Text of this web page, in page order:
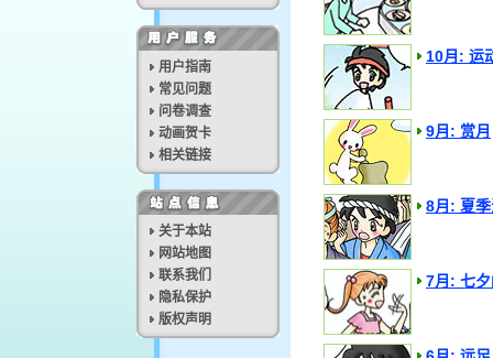
10月: 运
9月: 赏月
8月: 夏
7月: 七
用户指南
常见问题
问卷调查
动画贺卡
相关链接
关于本站
网站地图
联系我们
隐私保护
版权声明